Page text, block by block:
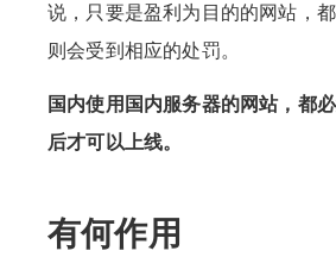
说，只要是盈利为目的的网站，
则会受到相应的处罚。
国内使用国内服务器的网站，都
后才可以上线。
有何作用